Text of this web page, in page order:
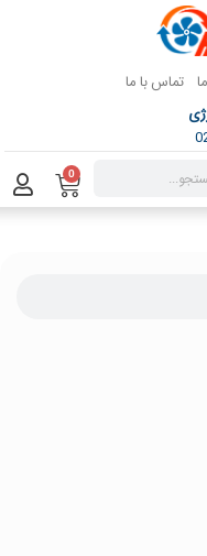
تماس با ما
0